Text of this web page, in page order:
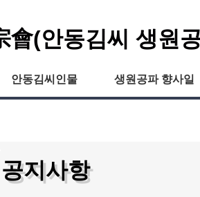
會(안동김씨 생원
안동김씨인물 생원공파 향사일
공지사항